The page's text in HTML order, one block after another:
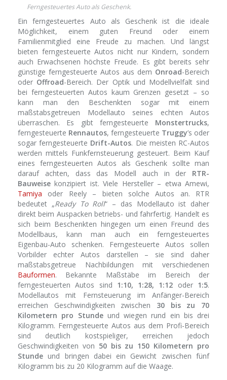
Ferngesteuertes Auto als Geschenk.
Ein ferngesteuertes Auto als Geschenk ist die ideale
Möglichkeit, einem guten Freund oder einem
Familienmitglied eine Freude zu machen. Und längst
bieten ferngesteuerte Autos nicht nur Kindern, sondern
auch Erwachsenen höchste Freude. Es gibt bereits sehr
günstige ferngesteuerte Autos aus dem Onroad-Bereich
oder Offroad-Bereich. Der Optik und Modellvielfalt sind
bei ferngesteuerten Autos kaum Grenzen gesetzt – so
kann man den Beschenkten sogar mit einem
maßstabsgetreuen Modellauto seines echten Autos
überraschen. Es gibt ferngesteuerte Monstertrucks,
ferngesteuerte Rennautos, ferngesteuerte Truggy’s oder
sogar ferngesteuerte Drift-Autos. Die meisten RC-Autos
werden mittels Funkfernsteuerung gesteuert. Beim Kauf
eines ferngesteuerten Autos als Geschenk sollte man
darauf achten, dass das Modell auch in der RTR-
Bauweise konzipiert ist. Viele Hersteller – etwa Amewi,
Tamiya oder Reely – bieten solche Autos an. RTR
bedeutet „Ready To Roll“ – das Modellauto ist daher
direkt beim Auspacken betriebs- und fahrfertig. Handelt es
sich beim Beschenkten hingegen um einen Freund des
Modellbaus, kann man auch ein ferngesteuertes
Eigenbau-Auto schenken. Ferngesteuerte Autos sollen
Vorbilder echter Autos darstellen – sie sind daher
maßstabsgetreue Nachbildungen mit verschiedenen
Bauformen. Bekannte Maßstäbe im Bereich der
ferngesteuerten Autos sind 1:10, 1:28, 1:12 oder 1:5.
Modellautos mit Fernsteuerung im Anfänger-Bereich
erreichen Geschwindigkeiten zwischen 30 bis zu 70
Kilometern pro Stundeund wiegen rund ein bis drei
Kilogramm. Ferngesteuerte Autos aus dem Profi-Bereich
sind deutlich kostspieliger, erreichen jedoch
Geschwindigkeiten von 50 bis zu 150 Kilometern pro
Stunde und bringen dabei ein Gewicht zwischen fünf
Kilogramm bis zu 20 Kilogramm auf die Waage.